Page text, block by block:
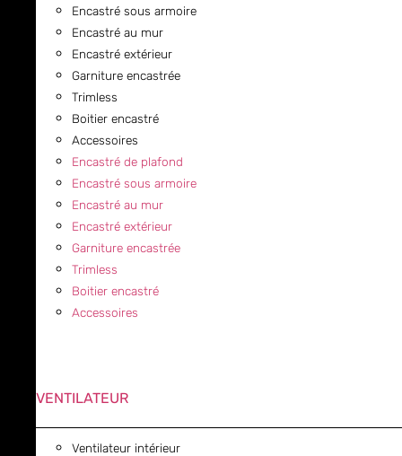
Encastré sous armoire
Encastré au mur
Encastré extérieur
Garniture encastrée
Trimless
Boitier encastré
Accessoires
Encastré de plafond
Encastré sous armoire
Encastré au mur
Encastré extérieur
Garniture encastrée
Trimless
Boitier encastré
Accessoires
VENTILATEUR
Ventilateur intérieur